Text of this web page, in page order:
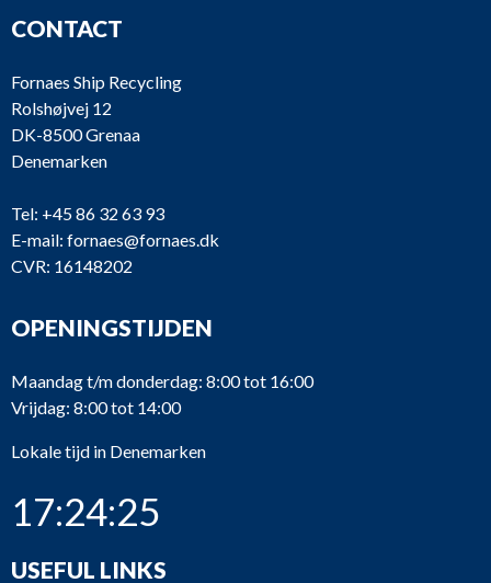
CONTACT
Fornaes Ship Recycling
Rolshøjvej 12
DK-8500 Grenaa
Denemarken
Tel: +45 86 32 63 93
E-mail: fornaes@fornaes.dk
CVR: 16148202
OPENINGSTIJDEN
Maandag t/m donderdag: 8:00 tot 16:00
Vrijdag: 8:00 tot 14:00
Lokale tijd in Denemarken
17:24:25
USEFUL LINKS